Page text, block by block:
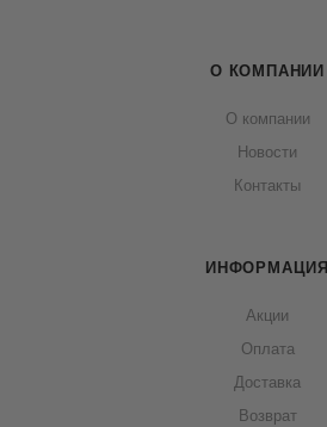
О КОМПАНИИ
О компании
Новости
Контакты
ИНФОРМАЦИЯ
Акции
Оплата
Доставка
Возврат